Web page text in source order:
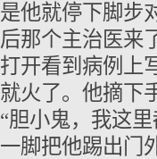
是他就停下脚步
后那个主治医来
打开看到病例上
就火了。他摘下
“胆小鬼，我这
一脚把他踢出门